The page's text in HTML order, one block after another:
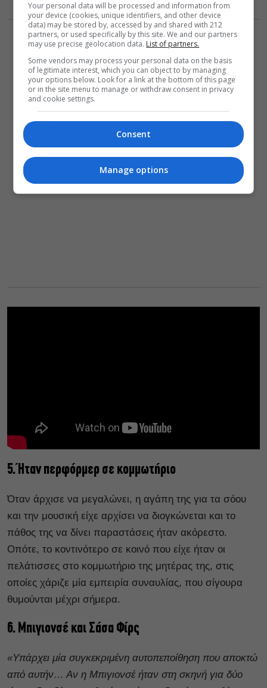
5. Ήταν περφόρμερ σε κομμωτήριο
Όταν άρχισε να μεγαλώνει, η αγάπη της για τα σόου
και την μουσική είχε αρχίσει να διογκώνεται και το
πάθος της να δίνει παραστάσεις ήταν ακόρεστο.
Οπότε, το κοντινότερο σε κοινό που είχε ήταν οι
πελάτισσες στο κομμωτήριο της μητέρας της, στις
οποίες χάριζε μία εμπειρία συναυλίας, που σίγουρα
θυμούνται μέχρι σήμερα.
6. Μπιγιονσέ και Σάσα Φίρς
«Υπάρχει μία συγκεκριμένη αυτοπεποίθηση που αποκτώ
από αυτήν… Αν η Μπιγιονσέ ήταν στη σκηνή για δύο
Your personal data will be processed and information from
your device (cookies, unique identifiers, and other device
data) may be stored by, accessed by and shared with 212
partners, or used specifically by this site. We and our partners
may use precise geolocation data. List of partners.
Some vendors may process your personal data on the basis
of legitimate interest, which you can object to by managing
your options below. Look for a link at the bottom of this page
or in the site menu to manage or withdraw consent in privacy
and cookie settings.
Consent
Manage options